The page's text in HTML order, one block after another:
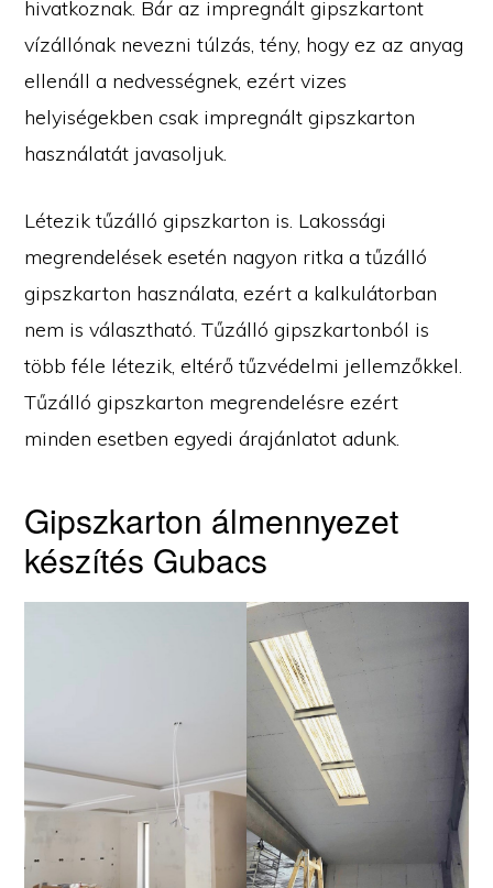
hivatkoznak. Bár az impregnált gipszkartont
vízállónak nevezni túlzás, tény, hogy ez az anyag
ellenáll a nedvességnek, ezért vizes
helyiségekben csak impregnált gipszkarton
használatát javasoljuk.
Létezik tűzálló gipszkarton is. Lakossági
megrendelések esetén nagyon ritka a tűzálló
gipszkarton használata, ezért a kalkulátorban
nem is választható. Tűzálló gipszkartonból is
több féle létezik, eltérő tűzvédelmi jellemzőkkel.
Tűzálló gipszkarton megrendelésre ezért
minden esetben egyedi árajánlatot adunk.
Gipszkarton álmennyezet
készítés Gubacs